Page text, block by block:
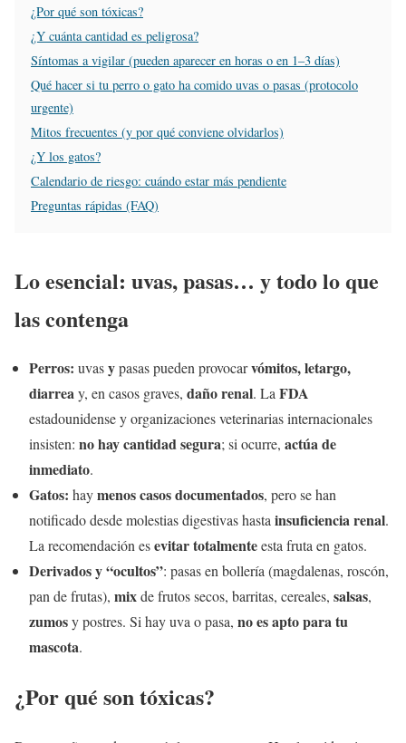
¿Por qué son tóxicas?
¿Y cuánta cantidad es peligrosa?
Síntomas a vigilar (pueden aparecer en horas o en 1–3 días)
Qué hacer si tu perro o gato ha comido uvas o pasas (protocolo
urgente)
Mitos frecuentes (y por qué conviene olvidarlos)
¿Y los gatos?
Calendario de riesgo: cuándo estar más pendiente
Preguntas rápidas (FAQ)
Lo esencial: uvas, pasas… y todo lo que
las contenga
Perros: uvasypasas pueden provocarvómitos, letargo,
diarreay, en casos graves, daño renal. LaFDA
estadounidense y organizaciones veterinarias internacionales
insisten: no hay cantidad segura; si ocurre, actúa de
inmediato.
Gatos: haymenos casos documentados, pero se han
notificado desde molestias digestivas hastainsuficiencia renal.
La recomendación esevitar totalmenteesta fruta en gatos.
Derivados y “ocultos”: pasas en bollería (magdalenas, roscón,
pan de frutas), mixde frutos secos, barritas, cereales, salsas,
zumosy postres. Si hay uva o pasa, no es apto para tu
mascota.
¿Por qué son tóxicas?